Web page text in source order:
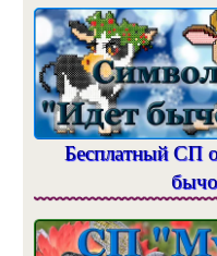
Бесплатный СП